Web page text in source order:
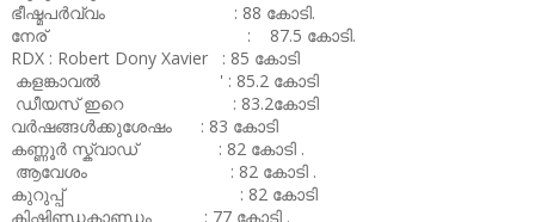
ഭീഷ്മപർവ്വം : 88 കോടി.
നേര് : 87.5 കോടി.
RDX : Robert Dony Xavier : 85 കോടി
കളങ്കാവൽ ' : 85.2 കോടി
ഡീയസ് ഇറെ : 83.2കോടി
വർഷങ്ങൾക്കുശേഷം : 83 കോടി
കണ്ണൂർ സ്ക്വാഡ് : 82 കോടി .
ആവേശം : 82 കോടി .
കുറുപ്പ് : 82 കോടി
കിഷ്കിണ്ഡകാണ്ഡം : 77 കോടി .